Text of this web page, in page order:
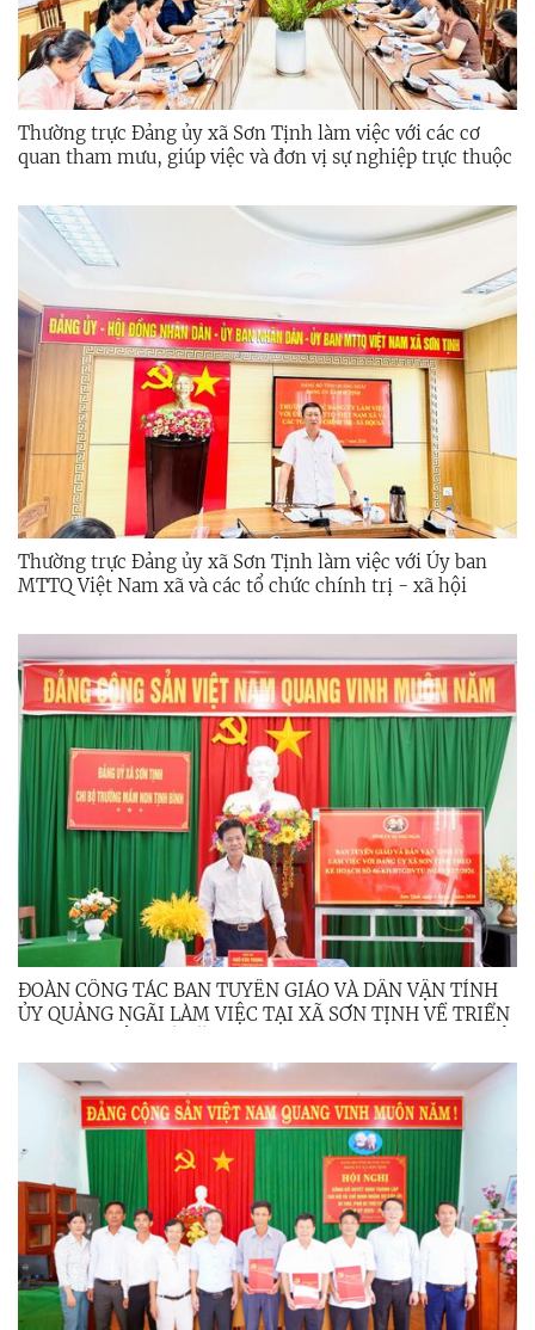
Thường trực Đảng ủy xã Sơn Tịnh làm việc với các cơ
quan tham mưu, giúp việc và đơn vị sự nghiệp trực thuộc
Thường trực Đảng ủy xã Sơn Tịnh làm việc với Ủy ban
MTTQ Việt Nam xã và các tổ chức chính trị - xã hội
ĐOÀN CÔNG TÁC BAN TUYÊN GIÁO VÀ DÂN VẬN TỈNH
ỦY QUẢNG NGÃI LÀM VIỆC TẠI XÃ SƠN TỊNH VỀ TRIỂN
CHUYÊN ĐỀ